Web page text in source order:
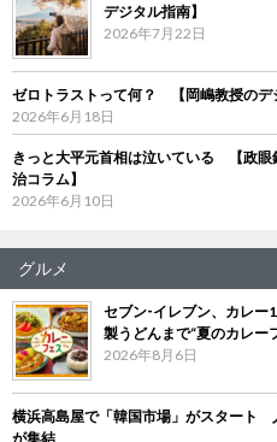
デジタル指南】
2026年7月22日
ゼロトラストって何？ 【岡嶋教授のデ
2026年6月18日
きっと大平元首相は泣いている 【政眼
治コラム】
2026年6月10日
グルメ
セブン‐イレブン、カレ
製うどんまで“夏のカレー
2026年8月6日
横浜高島屋で「韓国市場」がスタート
が集結